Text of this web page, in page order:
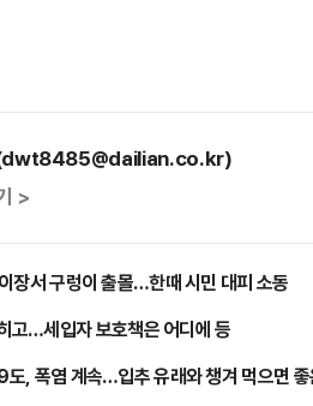
(dwt8485@dailian.co.kr)
>
장서 구렁이 출몰…한때 시민 대피 소동
고…세입자 보호책은 어디에 등
, 폭염 계속…입추 유래와 챙겨 먹으면